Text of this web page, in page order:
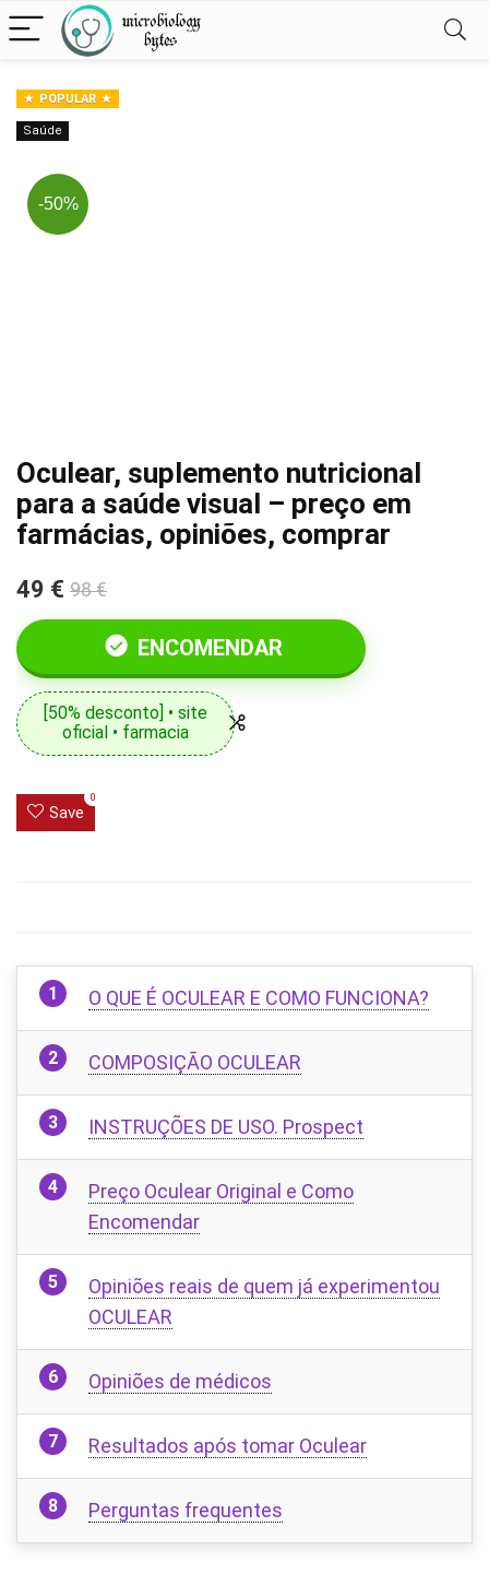
POPULAR
Saúde
-50%
Oculear, suplemento nutricional
para a saúde visual – preço em
farmácias, opiniões, comprar
49 € 98 €
ENCOMENDAR
[50% desconto] • site
oficial • farmacia
Save
0
O QUE É OCULEAR E COMO FUNCIONA?
COMPOSIÇÃO OCULEAR
INSTRUÇÕES DE USO. Prospect
Preço Oculear Original e Como
Encomendar
Opiniões reais de quem já experimentou
OCULEAR
Opiniões de médicos
Resultados após tomar Oculear
Perguntas frequentes